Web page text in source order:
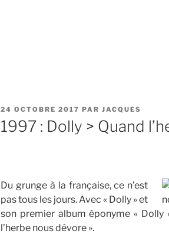
PUBLIÉ
LE
24 OCTOBRE 2017 PAR JACQUES
1997 : Dolly > Quand
Du grunge à la française, ce n’est
pas tous les jours. Avec « Dolly » et
son premier album éponyme « Dolly
l’herbe nous dévore ».